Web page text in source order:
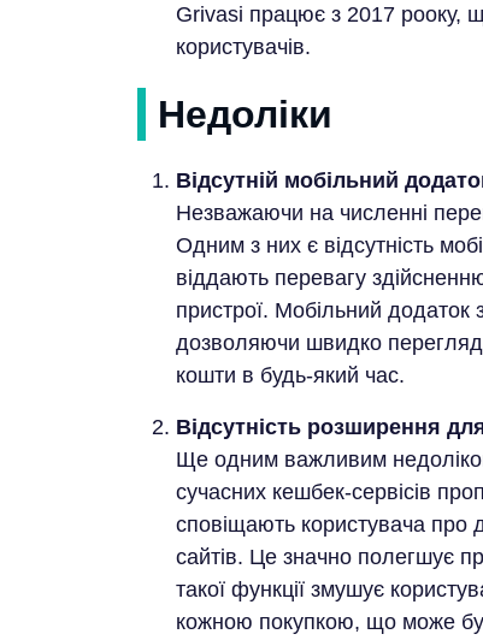
Grivasi працює з 2017 рооку,
користувачів.
Недоліки
Відсутній мобільний
Незважаючи на численні
Одним з них є відсутність
віддають перевагу
пристрої. Мобільний додаток
дозволяючи швидко
кошти в будь-який час.
Відсутність розширення
Ще одним важливим
сучасних кешбек-сервісів
сповіщають користувача про
сайтів. Це значно полегшує
такої функції змушує
кожною покупкою, що може